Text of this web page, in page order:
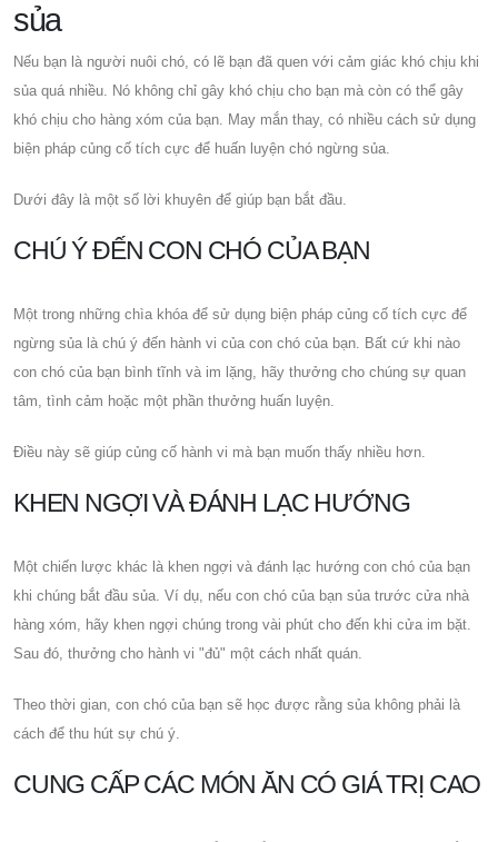
sủa
Nếu bạn là người nuôi chó, có lẽ bạn đã quen với cảm giác khó chịu khi
sủa quá nhiều. Nó không chỉ gây khó chịu cho bạn mà còn có thể gây
khó chịu cho hàng xóm của bạn. May mắn thay, có nhiều cách sử dụng
biện pháp củng cố tích cực để huấn luyện chó ngừng sủa.
Dưới đây là một số lời khuyên để giúp bạn bắt đầu.
CHÚ Ý ĐẾN CON CHÓ CỦA BẠN
Một trong những chìa khóa để sử dụng biện pháp củng cố tích cực để
ngừng sủa là chú ý đến hành vi của con chó của bạn. Bất cứ khi nào
con chó của bạn bình tĩnh và im lặng, hãy thưởng cho chúng sự quan
tâm, tình cảm hoặc một phần thưởng huấn luyện.
Điều này sẽ giúp củng cố hành vi mà bạn muốn thấy nhiều hơn.
KHEN NGỢI VÀ ĐÁNH LẠC HƯỚNG
Một chiến lược khác là khen ngợi và đánh lạc hướng con chó của bạn
khi chúng bắt đầu sủa. Ví dụ, nếu con chó của bạn sủa trước cửa nhà
hàng xóm, hãy khen ngợi chúng trong vài phút cho đến khi cửa im bặt.
Sau đó, thưởng cho hành vi "đủ" một cách nhất quán.
Theo thời gian, con chó của bạn sẽ học được rằng sủa không phải là
cách để thu hút sự chú ý.
CUNG CẤP CÁC MÓN ĂN CÓ GIÁ TRỊ CAO